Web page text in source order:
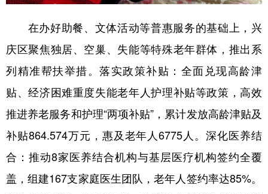
在办好助餐、文体活动等普惠服务的基础上，兴
庆区聚焦独居、空巢、失能等特殊老年群体，推出系
列精准帮扶举措。落实政策补贴：全面兑现高龄津
贴、经济困难重度失能老年人护理补贴等政策，高效
推进养老服务和护理“两项补贴”，累计发放高龄津贴及
补贴864.574万元，惠及老年人6775人。深化医养结
合：推动8家医养结合机构与基层医疗机构签约全覆
盖，组建167支家庭医生团队，老年人签约率达85%。